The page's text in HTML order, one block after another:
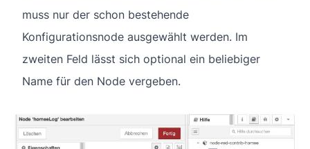
muss nur der schon bestehende
Konfigurationsnode ausgewählt werden. Im
zweiten Feld lässt sich optional ein beliebiger
Name für den Node vergeben.